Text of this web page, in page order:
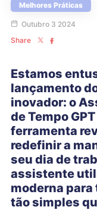
Melhores Práticas
Outubro 3 2024
Share
Estamos
lançamento
inovador: o
de Tempo
ferramenta
redefinir a
seu dia de
assistente
moderna para
tão simples